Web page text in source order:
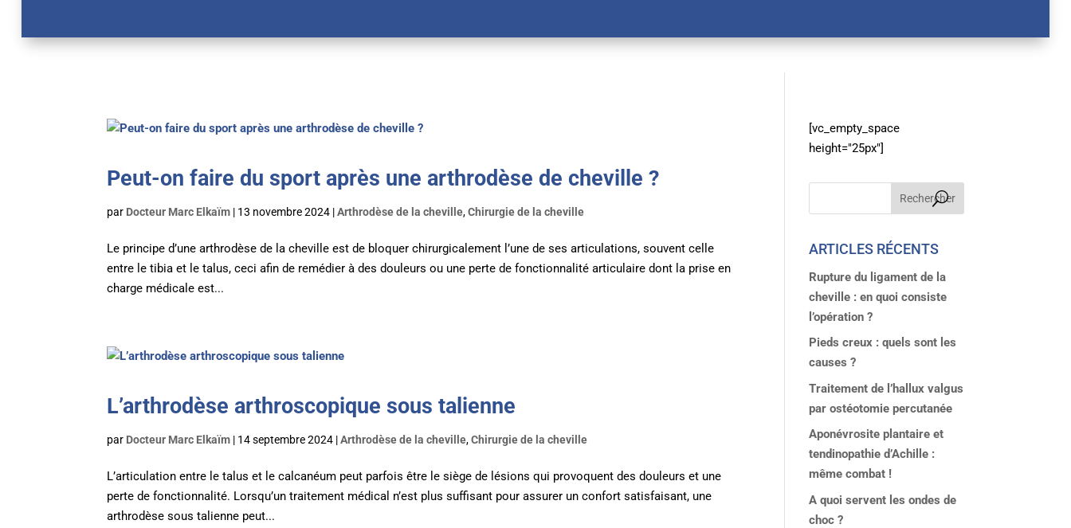
Peut-on faire du sport après une arthrodèse de cheville ?
par Docteur Marc Elkaïm | 13 novembre 2024 |Arthrodèse de la cheville,Chirurgie de la cheville
Le principe d’une arthrodèse de la cheville est de bloquer chirurgicalement l’une de ses articulations, souvent celle
entre le tibia et le talus, ceci afin de remédier à des douleurs ou une perte de fonctionnalité articulaire dont la prise en
charge médicale est...
L’arthrodèse arthroscopique sous talienne
par Docteur Marc Elkaïm | 14 septembre 2024 |Arthrodèse de la cheville,Chirurgie de la cheville
L’articulation entre le talus et le calcanéum peut parfois être le siège de lésions qui provoquent des douleurs et une
perte de fonctionnalité. Lorsqu’un traitement médical n’est plus suffisant pour assurer un confort satisfaisant, une
arthrodèse sous talienne peut...
[vc_empty_space
height="25px"]
ARTICLES RÉCENTS
Rupture du ligament de la
cheville : en quoi consiste
l’opération ?
Pieds creux : quels sont les
causes ?
Traitement de l’hallux valgus
par ostéotomie percutanée
Aponévrosite plantaire et
tendinopathie d’Achille :
même combat !
A quoi servent les ondes de
choc ?